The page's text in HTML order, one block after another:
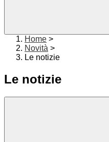
Home >
Novità >
Le notizie
Le notizie